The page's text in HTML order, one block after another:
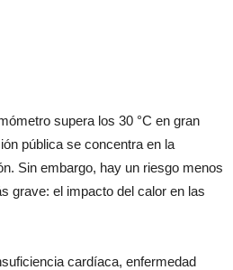
supera los 30 °C en gran
pública se concentra en la
Sin embargo, hay un riesgo menos
grave: el impacto del calor en las
cardíaca, enfermedad